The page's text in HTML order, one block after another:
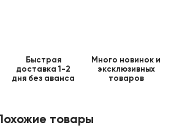
Быстрая
доставка 1-2
дня без аванса
Много новинок и
эксклюзивных
товаров
товары